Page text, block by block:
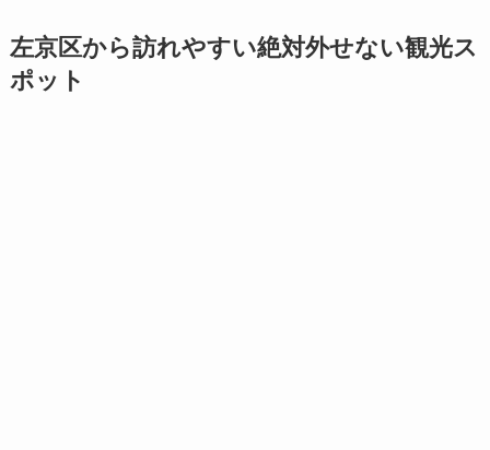
左京区から訪れやすい絶対外せない観光ス
ポット